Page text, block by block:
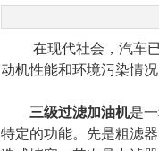
在现代社会，汽车已
动机性能和环境污染情
三级过滤加油机是
特定的功能。先是粗滤